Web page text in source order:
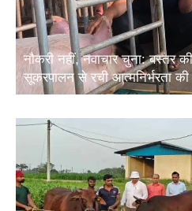
नौकरी नहीं, नवाचार चुना: बस्तर
सूकरपालन से रची आत्मनिर्भरता